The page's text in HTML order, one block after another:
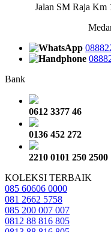
Jalan SM Raja Km
Bank
0612 3377 46
0136 452 272
2210 0101 250 2500
KOLEKSI TERBAIK
085 60606 0000
081 2662 5758
085 200 007 007
0812 88 816 805